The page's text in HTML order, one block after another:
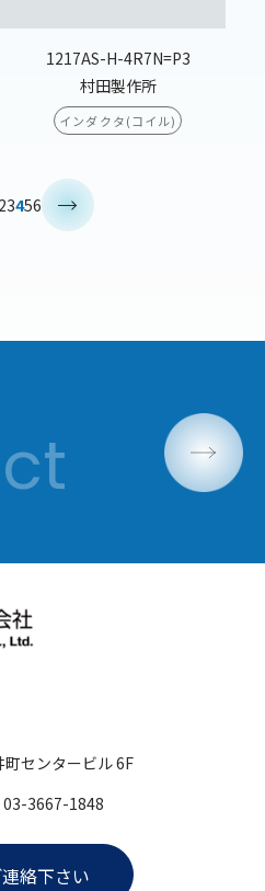
1217AS-H-4R7N=P3
村田製作所
インダクタ(コイル)
23456
センタービル 6F
3667-1848
絡下さい